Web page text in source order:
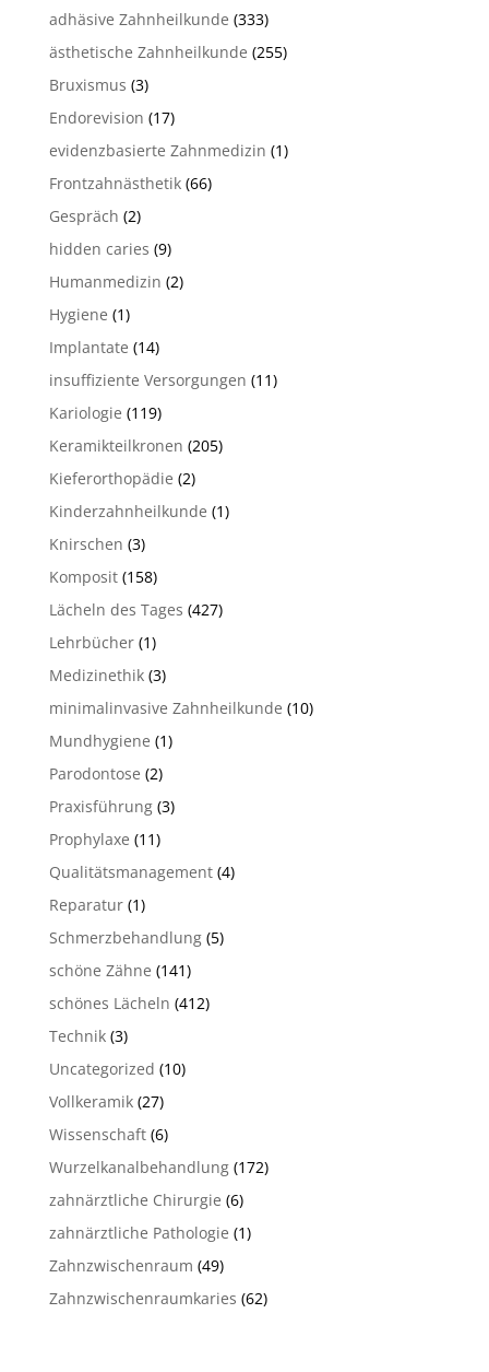
adhäsive Zahnheilkunde (333)
ästhetische Zahnheilkunde (255)
Bruxismus (3)
Endorevision (17)
evidenzbasierte Zahnmedizin (1)
Frontzahnästhetik(66)
Gespräch (2)
hidden caries (9)
Humanmedizin (2)
Hygiene (1)
Implantate (14)
insuffiziente Versorgungen (11)
Kariologie (119)
Keramikteilkronen (205)
Kieferorthopädie (2)
Kinderzahnheilkunde (1)
Knirschen (3)
Komposit(158)
Lächeln des Tages (427)
Lehrbücher(1)
Medizinethik(3)
minimalinvasive Zahnheilkunde (10)
Mundhygiene (1)
Parodontose (2)
Praxisführung(3)
Prophylaxe (11)
Qualitätsmanagement(4)
Reparatur(1)
Schmerzbehandlung(5)
schöne Zähne (141)
schönes Lächeln (412)
Technik(3)
Uncategorized (10)
Vollkeramik(27)
Wissenschaft(6)
Wurzelkanalbehandlung(172)
zahnärztliche Chirurgie (6)
zahnärztliche Pathologie (1)
Zahnzwischenraum (49)
Zahnzwischenraumkaries (62)